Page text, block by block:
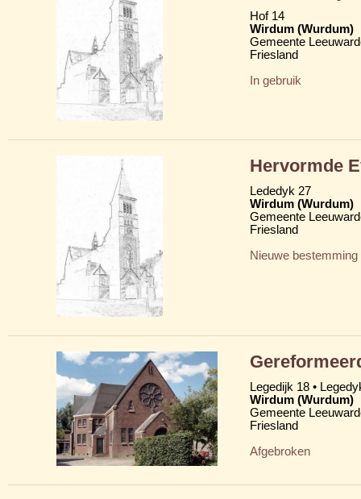
Hof 14
Wirdum (Wurdum)
Gemeente
Friesland
In gebruik
Hervormde
Lededyk 27
Wirdum (Wurdum)
Gemeente
Friesland
Nieuwe bestemming
Legedijk 18 •
Wirdum (Wurdum)
Gemeente
Friesland
Afgebroken